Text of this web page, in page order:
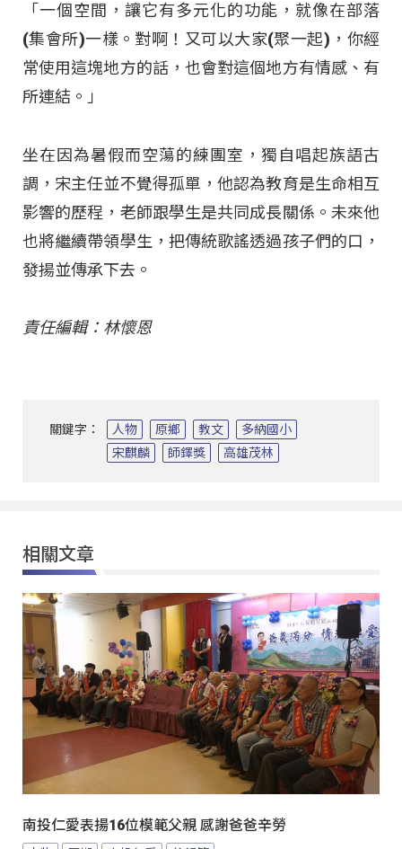
「一個空間，讓它有多元化的功能，就像在部落
(集會所)一樣。對啊！又可以大家(聚一起)，你經
常使用這塊地方的話，也會對這個地方有情感、有
所連結。」
坐在因為暑假而空蕩的練團室，獨自唱起族語古
調，宋主任並不覺得孤單，他認為教育是生命相互
影響的歷程，老師跟學生是共同成長關係。未來他
也將繼續帶領學生，把傳統歌謠透過孩子們的口，
發揚並傳承下去。
責任編輯：林懷恩
關鍵字： 人物 原鄉 教文
多納國小
宋麒麟
師鐸獎 高雄茂林
相關文章
南投仁愛表揚16位模範父親 感謝爸爸辛勞